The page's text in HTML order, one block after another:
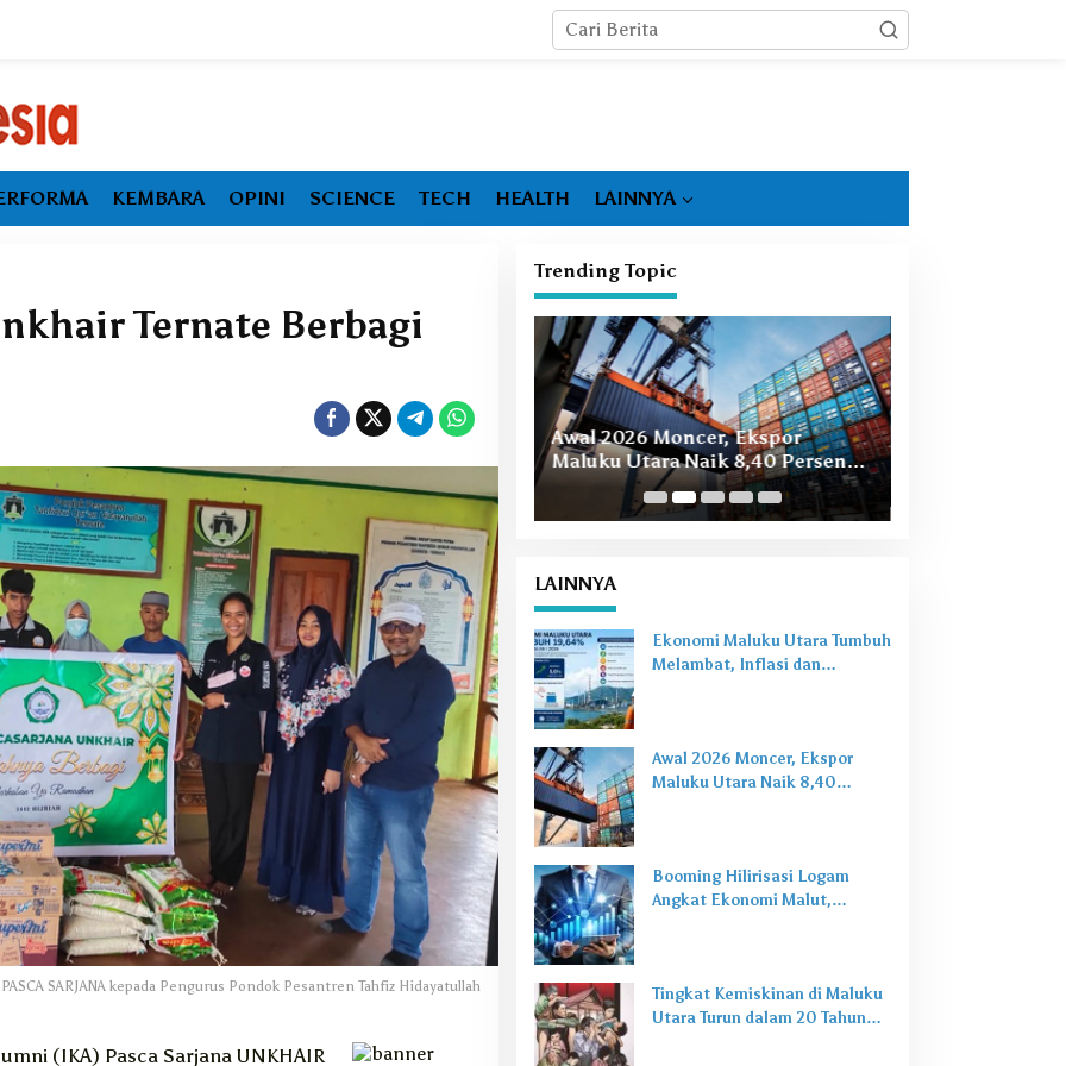
KEMBARA OPINI SCIENCE TECH HEALTH LAINNYA
Ternate Berbagi
SARJANA kepada Pengurus Pondok Pesantren Tahfiz Hidayatullah
(IKA) Pasca Sarjana UNKHAIR
Trending Topic
Ekonomi Maluku Utara Tumbuh
Pengangguran Jadi Alarm Baru
Awal 2026 Moncer, Ekspor
Maluku Utara Naik 8,40 Persen
Ditopang Nikel dan HS 28
LAINNYA
Ekonomi Maluku Utara Tumbuh
Melambat, Inflasi dan
Awal 2026 Moncer, Ekspor
Maluku Utara Naik 8,40
Booming Hilirisasi Logam
Angkat Ekonomi Malut,
Tingkat Kemiskinan di Maluku
Utara Turun dalam 20 Tahun